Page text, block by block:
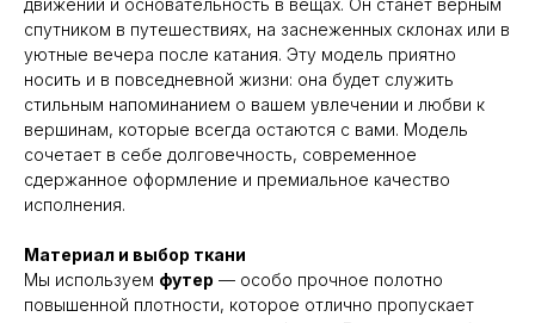
движений и основательность в вещах. Он станет верным
спутником в путешествиях, на заснеженных склонах или в
уютные вечера после катания. Эту модель приятно
носить и в повседневной жизни: она будет служить
стильным напоминанием о вашем увлечении и любви к
вершинам, которые всегда остаются с вами. Модель
сочетает в себе долговечность, современное
сдержанное оформление и премиальное качество
исполнения.
Материал и выбор ткани
Мы используем футер — особо прочное полотно
повышенной плотности, которое отлично пропускает